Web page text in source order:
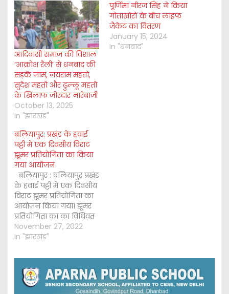
आदिवासी समाज की विशाल
‘आक्रोश रैली’ से धनबाद की
सड़कें जाम, जयराम महतो,
सुदेश महतो और ढुल्लू महतो
के खिलाफ जोरदार नारेबाजी
October 13, 2025
In "झारखंड"
पूर्णिमा नीरज सिंह ने किया
गोताखोरों के बीच लाइफ
जैकेट का वितरण
January 15, 2024
In "धनबाद"
बलियापुर: प्रखंड के हवाई
पट्टी में एक दिवसीय विराट
झूमर प्रतियोगिता का किया
गया आयोजन
बलियापुर : बलियापुर प्रखंड
के हवाई पट्टी में एक दिवसीय
विराट झूमर प्रतियोगिता का
आयोजन किया गया। झूमर
प्रतियोगिता का का विधिवत
उदघाटन मासस नेता जगदीश
रवानी, रेल अधिकारी सुकदेव
प्रमुख आशा देवी, मुखिया
गणेश महतो ने दीप प्रज्वलित
करके किया। प्रतियोगिता में
कुल…
November 27, 2022
In "झारखंड"